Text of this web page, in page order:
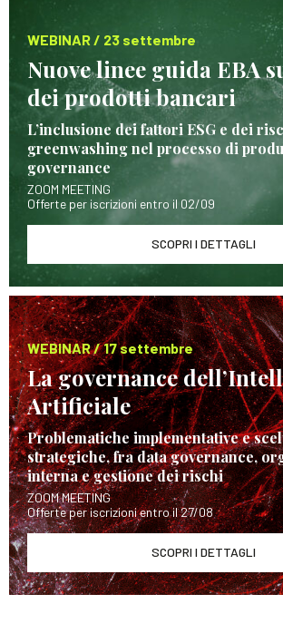
WEBINAR / 23 settembre
Nuove linee guida EBA
dei prodotti bancari
L’inclusione dei fattori ESG e dei
greenwashing nel processo di
governance
ZOOM MEETING
Offerte per iscrizioni entro il 02/09
SCOPRI I DETTAGLI
WEBINAR / 17 settembre
La governance
Artificiale
Problematiche implementative e
strategiche, fra data governance,
interna e gestione dei rischi
ZOOM MEETING
Offerte per iscrizioni entro il 27/08
SCOPRI I DETTAGLI